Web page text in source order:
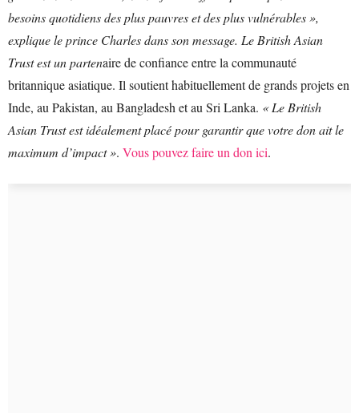
besoins quotidiens des plus pauvres et des plus vulnérables »,
explique le prince Charles dans son message. Le British Asian
Trust est un partenaire de confiance entre la communauté
britannique asiatique. Il soutient habituellement de grands projets en
Inde, au Pakistan, au Bangladesh et au Sri Lanka. « Le British
Asian Trust est idéalement placé pour garantir que votre don ait le
maximum d’impact ». Vous pouvez faire un don ici.